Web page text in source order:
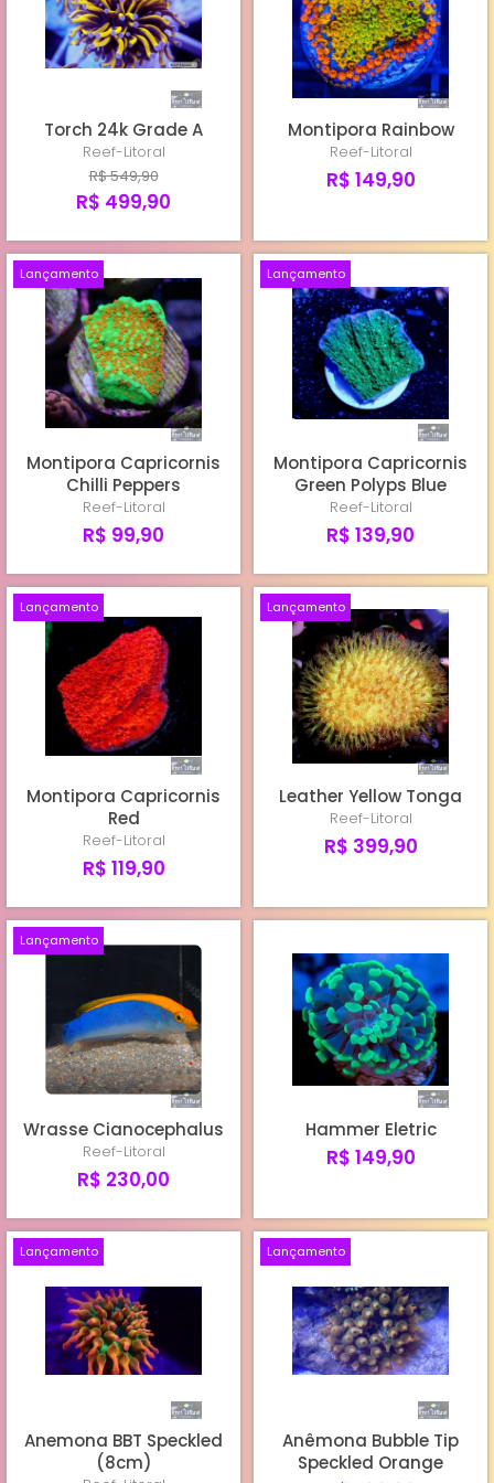
TORCHS CULTIVO REEF-LITORAL
HAMMERS
Torch 24k Grade A
Reef-Litoral
R$ 549,90
R$ 499,90
Montipora Rainbow
Reef-Litoral
R$ 149,90
Lançamento
Montipora Capricornis
Chilli Peppers
Reef-Litoral
R$ 99,90
Lançamento
Montipora Capricornis
Green Polyps Blue
Reef-Litoral
R$ 139,90
Lançamento
Montipora Capricornis
Red
Reef-Litoral
R$ 119,90
Lançamento
Leather Yellow Tonga
Reef-Litoral
R$ 399,90
Lançamento
Wrasse Cianocephalus
Reef-Litoral
R$ 230,00
Hammer Eletric
R$ 149,90
Lançamento
Anemona BBT Speckled
(8cm)
Lançamento
Anêmona Bubble Tip
Speckled Orange